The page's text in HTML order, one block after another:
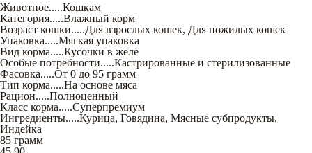
Животное.....Кошкам
Категория.....Влажный корм
Возраст кошки.....Для взрослых кошек, Для пожилых кошек
Упаковка.....Мягкая упаковка
Вид корма.....Кусочки в желе
Особые потребности.....Кастрированные и стерилизованные
Фасовка.....От 0 до 95 грамм
Тип корма.....На основе мяса
Рацион.....Полноценный
Класс корма.....Суперпремиум
Ингредиенты.....Курица, Говядина, Мясные субпродукты,
Индейка
85 грамм